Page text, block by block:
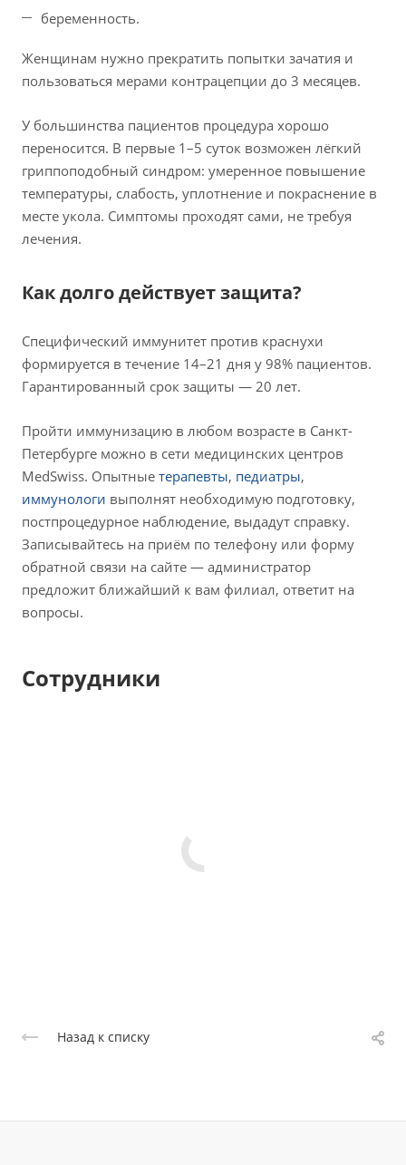
беременность.
Женщинам нужно прекратить попытки зачатия и
пользоваться мерами контрацепции до 3 месяцев.
У большинства пациентов процедура хорошо
переносится. В первые 1–5 суток возможен лёгкий
гриппоподобный синдром: умеренное повышение
температуры, слабость, уплотнение и покраснение в
месте укола. Симптомы проходят сами, не требуя
лечения.
Как долго действует защита?
Специфический иммунитет против краснухи
формируется в течение 14–21 дня у 98% пациентов.
Гарантированный срок защиты — 20 лет.
Пройти иммунизацию в любом возрасте в Санкт-
Петербурге можно в сети медицинских центров
MedSwiss. Опытные терапевты, педиатры,
иммунологи выполнят необходимую подготовку,
постпроцедурное наблюдение, выдадут справку.
Записывайтесь на приём по телефону или форму
обратной связи на сайте — администратор
предложит ближайший к вам филиал, ответит на
вопросы.
Сотрудники
Назад к списку